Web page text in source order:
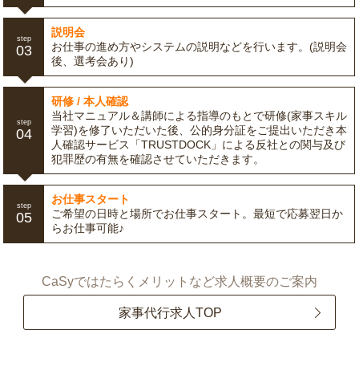
step
03
説明会
お仕事の進め方やシステムの説明などを行います。(説明会
後、選考会あり)
step
04
研修 / 本人確認
当社マニュアル＆講師による指導のもとで研修(家事スキル
学習)を修了いただいた後、公的身分証をご提出いただき本
人確認サービス「TRUSTDOCK」による反社との関与及び
犯罪歴の有無を確認させていただきます。
step
05
お仕事スタート
ご希望の日時と場所でお仕事スタート。最短で応募翌日か
らお仕事可能♪
CaSyではたらくメリットなど求人概要のご案内
家事代行求人TOP